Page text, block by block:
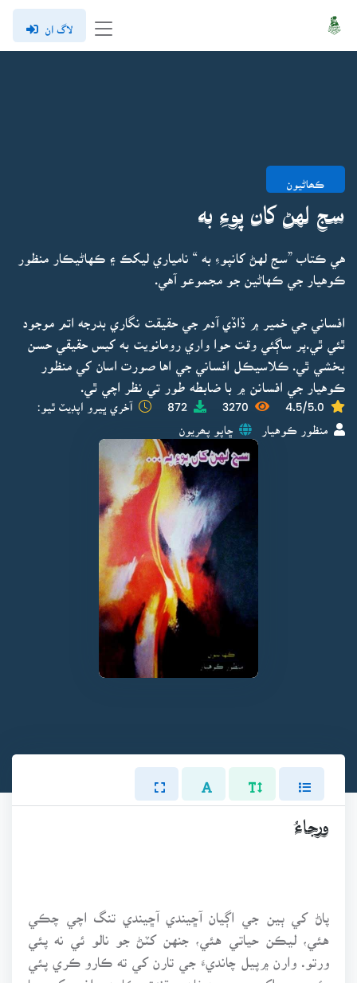
لاگ ان
ڪھاڻيون
سج لهڻ کان پوءِ به
هي ڪتاب ”سج لهڻ کانپوءِ به “ نامياري ليکڪ ۽ ڪهاڻيڪار منظور
ڪوهيار جي ڪهاڻين جو مجموعو آهي.
افساني جي خمير ۾ ڏاڏي آدم جي حقيقت نگاري بدرجه اتم موجود
ٿئي ٿي.پر ساڳئي وقت حوا واري رومانويت به کيس حقيقي حسن
بخشي ٿي. ڪلاسيڪل افساني جي اها صورت اسان کي منظور
ڪوهيار جي افسانن ۾ با ضابطه طور تي نظر اچي ٿي.
4.5/5.0
3270
872 آخري ڀيرو اپڊيٽ ٿيو:
منظور ڪوهيار ڇاپو پھريون
ورجاءُ
پاڻ کي ٻين جي اڳيان آڇيندي آڇيندي تنگ اچي چڪي
هئي، ليڪن حياتي هئي، جنهن کٽڻ جو نالو ئي نه پئي
ورتو. وارن ۾پيل چانديءَ جي تارن کي ته ڪارو ڪري پئي
وئي، پر اکين جي هيٺان وڌندڙ ڪارن داغن کي ڇا